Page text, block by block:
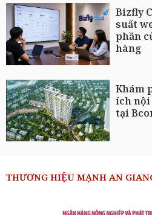
Bizfly
suất
phần
hàng
Khám
ích nội
tại
THƯƠNG HIỆU MẠNH AN